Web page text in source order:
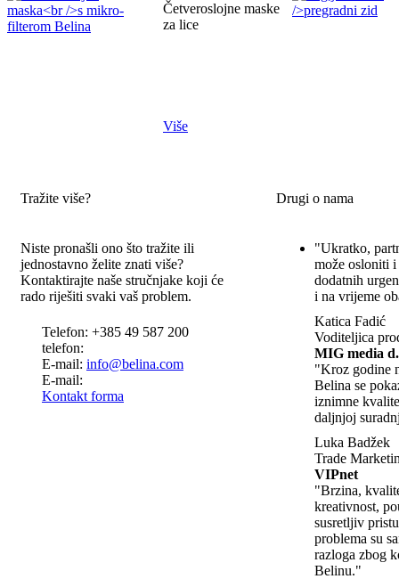
Četveroslojne maske
za lice
Više
Tražite više?
Niste pronašli ono što tražite ili
jednostavno želite znati više?
Kontaktirajte naše stručnjake koji će
rado riješiti svaki vaš problem.
Telefon: +385 49 587 200
telefon:
E-mail: info@belina.com
E-mail:
Kontakt forma
Drugi o nama
"Ukratko,
može osloniti
dodatnih
i na vrijeme
Katica Fadić
Voditeljica
MIG media
"Kroz godine
Belina se
iznimne
daljnjoj
Luka Badžek
Trade
VIPnet
"Brzina,
kreativnost,
susretljiv
problema su
razloga zbog
Belinu."